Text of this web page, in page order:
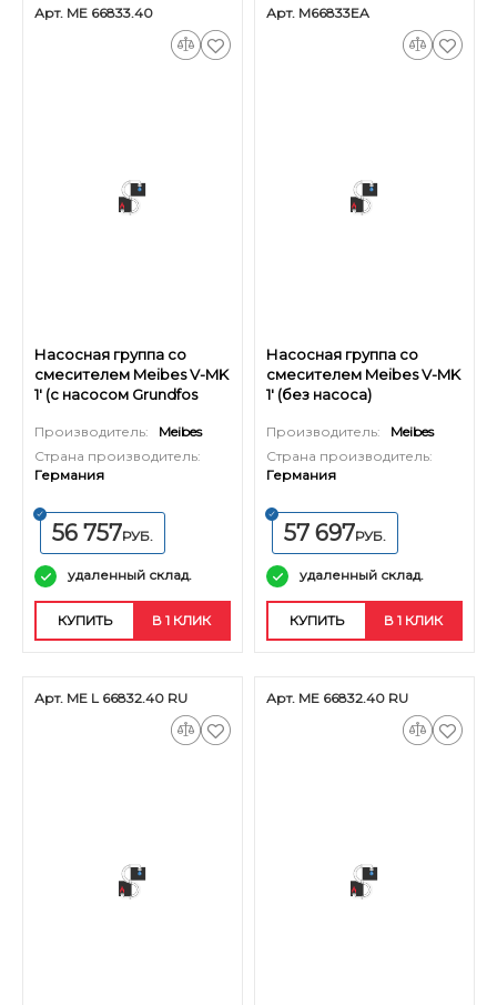
Арт. ME 66833.40
Насосная группа со
смесителем Meibes V-MK
1' (с насосом Grundfos
Производитель:
Meibes
Страна производитель:
Германия
56 757РУБ.
удаленный склад.
КУПИТЬ В 1 КЛИК
Арт. M66833EA
Насосная группа со
смесителем Meibes V-MK
1' (без насоса)
Производитель:
Meibes
Страна производитель:
Германия
57 697РУБ.
удаленный склад.
КУПИТЬ В 1 КЛИК
Арт. ME L 66832.40 RU Арт. ME 66832.40 RU